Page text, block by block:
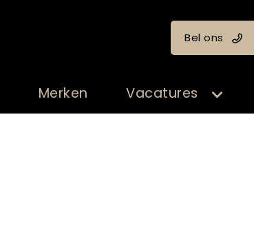
Bel ons
Merken Vacatures